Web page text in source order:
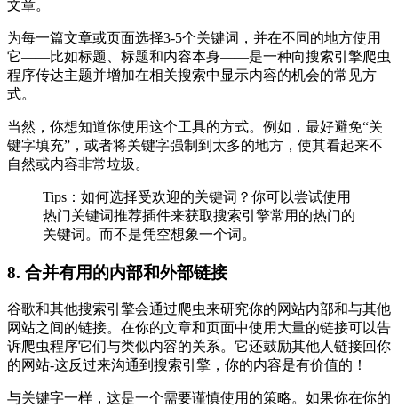
文章。
为每一篇文章或页面选择3-5个关键词，并在不同的地方使用
它——比如标题、标题和内容本身——是一种向搜索引擎爬虫
程序传达主题并增加在相关搜索中显示内容的机会的常见方
式。
当然，你想知道你使用这个工具的方式。例如，最好避免“关
键字填充”，或者将关键字强制到太多的地方，使其看起来不
自然或内容非常垃圾。
Tips：如何选择受欢迎的关键词？你可以尝试使用
热门关键词推荐插件来获取搜索引擎常用的热门的
关键词。而不是凭空想象一个词。
8. 合并有用的内部和外部链接
谷歌和其他搜索引擎会通过爬虫来研究你的网站内部和与其他
网站之间的链接。在你的文章和页面中使用大量的链接可以告
诉爬虫程序它们与类似内容的关系。它还鼓励其他人链接回你
的网站-这反过来沟通到搜索引擎，你的内容是有价值的！
与关键字一样，这是一个需要谨慎使用的策略。如果你在你的